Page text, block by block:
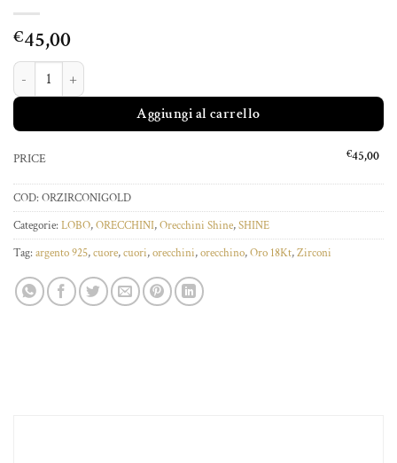
€45,00
ORECCHINI CUORE ZIRCONI GOLD quantità
Aggiungi al carrello
PRICE €45,00
COD: ORZIRCONIGOLD
Categorie: LOBO,ORECCHINI,Orecchini Shine,SHINE
Tag: argento 925,cuore,cuori,orecchini,orecchino,Oro 18Kt,Zirconi